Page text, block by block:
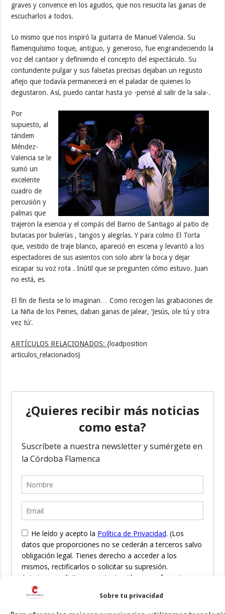
Sobre tu privacidad
graves y convence en los agudos, que nos resucita las ganas de
escucharlos a todos.
Lo mismo que nos inspiró la guitarra de Manuel Valencia. Su
flamenquísimo toque, antiguo, y generoso, fue engrandeciendo la
voz del cantaor y definiendo el concepto del espectáculo. Su
contundente pulgar y sus falsetas precisas dejaban un regusto
añejo que todavía permanecerá en el paladar de quienes lo
degustaron. Así, puedo cantar hasta yo -pensé al salir de la sala-.
Por
supuesto, al
tándem
Méndez-
Valencia se le
sumó un
excelente
cuadro de
percusión y
palmas que
trajeron la esencia y el compás del Barrio de Santiago al patio de
butacas por bulerías , tangos y alegrías. Y para colmo El Torta
que, vestido de traje blanco, apareció en escena y levantó a los
espectadores de sus asientos con solo abrir la boca y dejar
escapar su voz rota . Inútil que se pregunten cómo estuvo. Juan
no está, es.
El fin de fiesta se lo imaginan… Como recogen las grabaciones de
La Niña de los Peines, daban ganas de jalear, ‘Jesús, ole tú y otra
vez tú’.
ARTÍCULOS RELACIONADOS:{loadposition
articulos_relacionados}